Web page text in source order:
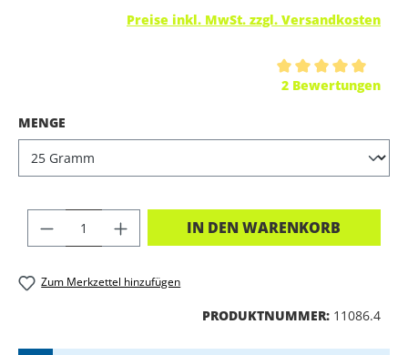
Preise inkl. MwSt. zzgl. Versandkosten
Durchschnittliche Bewertung von 5 von 5 Sternen
2 Bewertungen
MENGE
PRODUKT ANZAHL: GIB DEN
IN DEN WARENKORB
Zum Merkzettel hinzufügen
PRODUKTNUMMER: 11086.4